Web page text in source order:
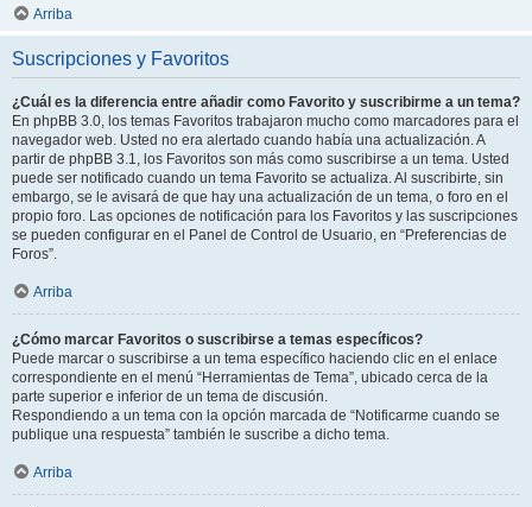
Arriba
Suscripciones y Favoritos
¿Cuál es la diferencia entre añadir como Favorito y suscribirme a un tema?
En phpBB 3.0, los temas Favoritos trabajaron mucho como marcadores para el
navegador web. Usted no era alertado cuando había una actualización. A
partir de phpBB 3.1, los Favoritos son más como suscribirse a un tema. Usted
puede ser notificado cuando un tema Favorito se actualiza. Al suscribirte, sin
embargo, se le avisará de que hay una actualización de un tema, o foro en el
propio foro. Las opciones de notificación para los Favoritos y las suscripciones
se pueden configurar en el Panel de Control de Usuario, en “Preferencias de
Foros”.
Arriba
¿Cómo marcar Favoritos o suscribirse a temas específicos?
Puede marcar o suscribirse a un tema específico haciendo clic en el enlace
correspondiente en el menú “Herramientas de Tema”, ubicado cerca de la
parte superior e inferior de un tema de discusión.
Respondiendo a un tema con la opción marcada de “Notificarme cuando se
publique una respuesta” también le suscribe a dicho tema.
Arriba